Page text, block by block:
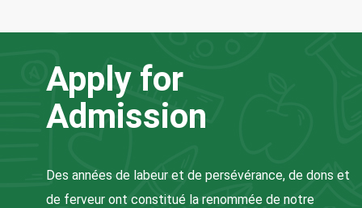
Apply for
Admission
Des années de labeur et de persévérance, de dons et
de ferveur ont constitué la renommée de notre